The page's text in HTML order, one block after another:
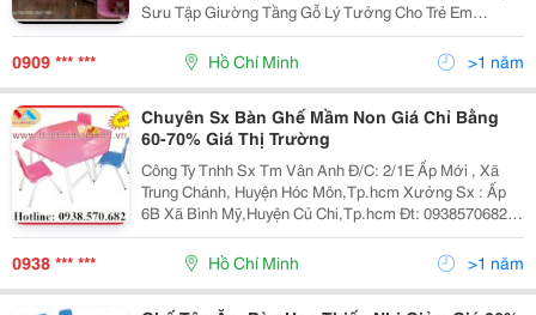
Sưu Tập Giường Tầng Gỗ Lý Tưởng Cho Trẻ Em
Giường Tầng Gỗ Được Rất Nhiều Phụ Huynh Sử Dụng
Cho Phòng Ngủ Của Con Mình Bởi Vì Tính Tiệ
0909 *** *** Hồ Chí Minh >1 năm
Chuyên Sx Bàn Ghế Mầm Non Giá Chỉ Bằng
60-70% Giá Thị Trường
Công Ty Tnhh Sx Tm Vân Anh Đ/C: 2/1E Ấp Mới , Xã
Trung Chánh, Huyện Hóc Môn,Tp.hcm Xưởng Sx : Ấp
6B Xã Bình Mỹ,Huyện Củ Chi,Tp.hcm Đt: 0938570682
Fax:0837957638 Website: Www:dochoimamnon.com
Www:dochoimamnon.vn Email:nguyenhoang3009
0938 *** *** Hồ Chí Minh >1 năm